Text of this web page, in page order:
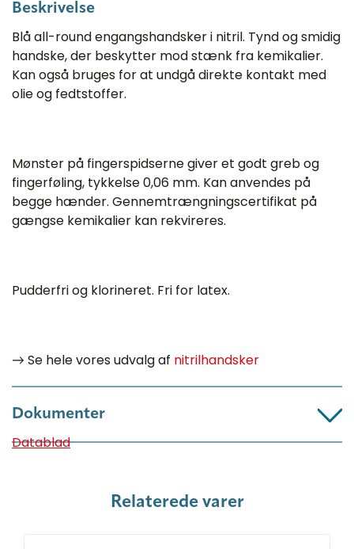
Beskrivelse
Blå all-round engangshandsker i nitril. Tynd og smidig
handske, der beskytter mod stænk fra kemikalier.
Kan også bruges for at undgå direkte kontakt med
olie og fedtstoffer.
Mønster på fingerspidserne giver et godt greb og
fingerføling, tykkelse 0,06 mm. Kan anvendes på
begge hænder. Gennemtrængningscertifikat på
gængse kemikalier kan rekvireres.
Pudderfri og klorineret. Fri for latex.
→ Se hele vores udvalg af nitrilhandsker
Dokumenter
Datablad
Relaterede varer